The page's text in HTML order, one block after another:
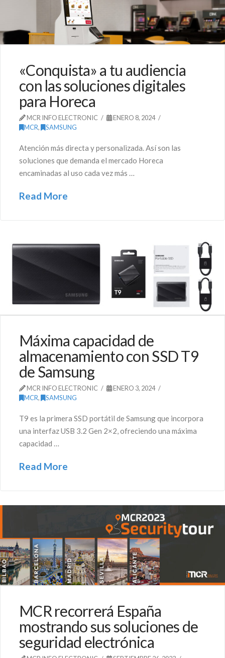
«Conquista» a tu audiencia
con las soluciones digitales
para Horeca
MCR INFO ELECTRONIC
ENERO 8, 2024
MCR, SAMSUNG
Atención más directa y personalizada. Así son las
soluciones que demanda el mercado Horeca
encaminadas al uso cada vez más …
Read More
Máxima capacidad de
almacenamiento con SSD T9
de Samsung
MCR INFO ELECTRONIC
ENERO 3, 2024
MCR, SAMSUNG
T9 es la primera SSD portátil de Samsung que incorpora
una interfaz USB 3.2 Gen 2×2, ofreciendo una máxima
capacidad …
Read More
MCR recorrerá España
mostrando sus soluciones de
seguridad electrónica